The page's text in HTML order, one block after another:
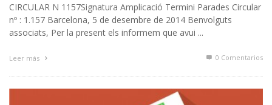
CIRCULAR N 1157Signatura Amplicació Termini Parades Circular
nº : 1.157 Barcelona, 5 de desembre de 2014 Benvolguts
associats, Per la present els informem que avui ...
Leer más 0 Comentarios